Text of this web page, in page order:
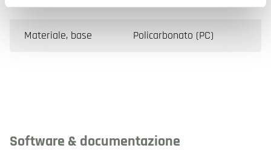
Materiale, base Policarbonato (PC)
Software & documentazione